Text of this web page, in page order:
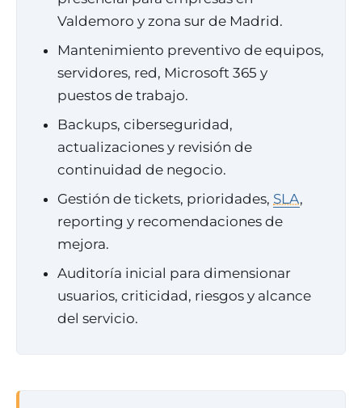
Valdemoro y zona sur de Madrid.
Mantenimiento preventivo de equipos,
servidores, red, Microsoft 365 y
puestos de trabajo.
Backups, ciberseguridad,
actualizaciones y revisión de
continuidad de negocio.
Gestión de tickets, prioridades, SLA,
reporting y recomendaciones de
mejora.
Auditoría inicial para dimensionar
usuarios, criticidad, riesgos y alcance
del servicio.